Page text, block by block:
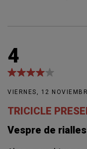
4
VIERNES, 12
TRICICLE
Vespre de rialles